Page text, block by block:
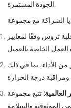
الجودة المستمرة.
تروس وفقًا لمعايير
الأداء، بما في ذلك
العالمية: تتبع مجموعة iHF المعايير الدولية مثل ISO و CE،